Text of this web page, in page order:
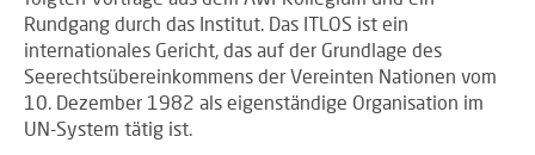
Rundgang durch das Institut. Das ITLOS ist ein
internationales Gericht, das auf der Grundlage des
Seerechtsübereinkommens der Vereinten Nationen vom
10. Dezember 1982 als eigenständige Organisation im
UN-System tätig ist.